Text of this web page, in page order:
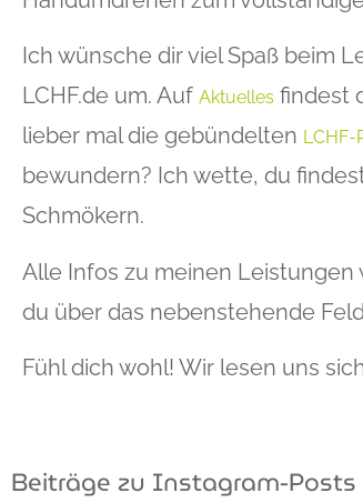
Ich wünsche dir viel Spaß beim
LCHF.de um. Auf Aktuelles findest
lieber mal die gebündelten LCHF-
bewundern? Ich wette, du
Schmökern.
Alle Infos zu meinen Leistungen
du über das nebenstehende
Fühl dich wohl! Wir lesen uns
Beiträge zu Instagram-Posts